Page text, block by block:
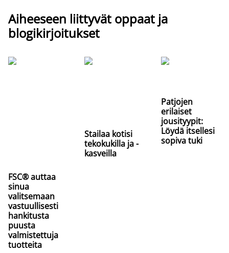
Aiheeseen liittyvät oppaat ja
blogikirjoitukset
FSC® auttaa
sinua
valitsemaan
vastuullisesti
hankitusta
puusta
valmistettuja
tuotteita
Stailaa kotisi
tekokukilla ja -
kasveilla
Patjojen
erilaiset
jousityypit:
Löydä itsellesi
sopiva tuki